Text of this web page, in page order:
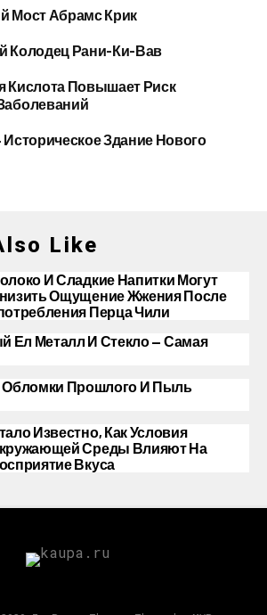
Мост Абрамс Крик
Колодец Рани-Ки-Вав
Кислота Повышает Риск
Здание Нового
Like
И Сладкие Напитки Могут
Ощущение Жжения После
Перца Чили
Ел Металл И Стекло — Самая
Прошлого И Пыль
Известно, Как Условия
Среды Влияют На
Вкуса